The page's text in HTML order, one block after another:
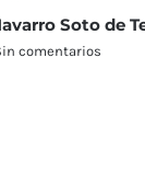
de Tenis 1919
en el